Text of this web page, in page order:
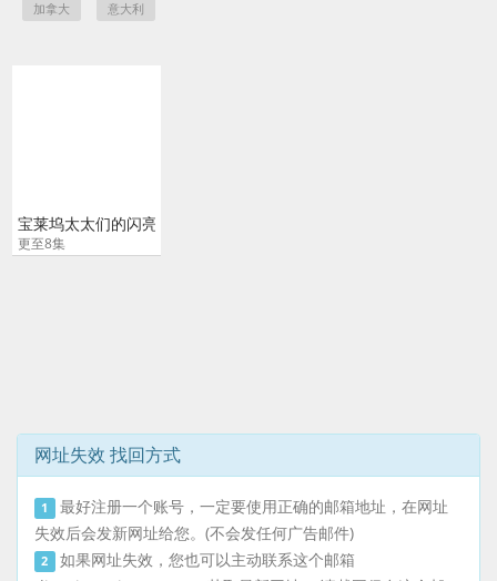
加拿大 意大利
宝莱坞太太们的闪亮生活
更至8集
网址失效 找回方式
1 最好注册一个账号，一定要使用正确的邮箱地址，在网址
失效后会发新网址给您。(不会发任何广告邮件)
2 如果网址失效，您也可以主动联系这个邮箱